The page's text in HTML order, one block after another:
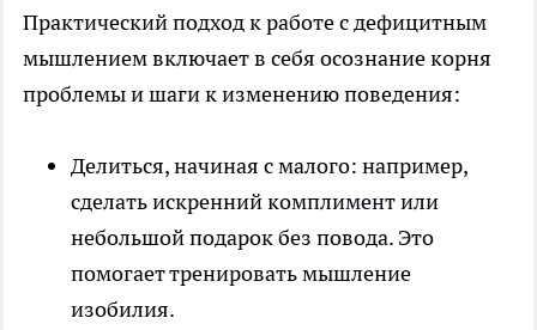
Практический подход к работе с дефицитным
мышлением включает в себя осознание корня
проблемы и шаги к изменению поведения:
Делиться, начиная с малого: например,
сделать искренний комплимент или
небольшой подарок без повода. Это
помогает тренировать мышление
изобилия.